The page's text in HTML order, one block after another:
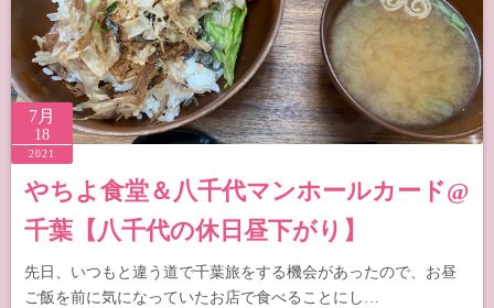
7月
18
2021
やちよ食堂＆八千代マンホールカード@
千葉【八千代の休日昼下がり】
先日、いつもと違う道で千葉旅をする機会があったので、お昼
ご飯を前に気になっていたお店で食べることにし…